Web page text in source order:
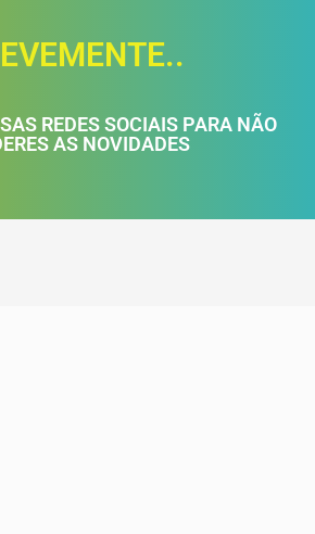
REDES SOCIAIS PARA NÃO
AS NOVIDADES